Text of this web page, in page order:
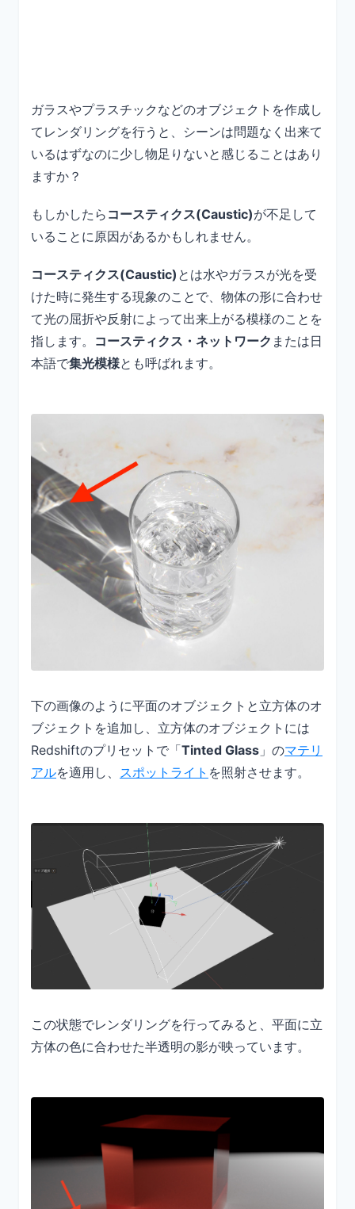
ガラスやプラスチックなどのオブジェクトを作成し
てレンダリングを行うと、シーンは問題なく出来て
いるはずなのに少し物足りないと感じることはあり
ますか？
もしかしたら コースティクス(Caustic)が不足して
いることに原因があるかもしれません。
コースティクス(Caustic) とは水やガラスが光を受
けた時に発生する現象のことで、物体の形に合わせ
て光の屈折や反射によって出来上がる模様のことを
指します。 コースティクス・ネットワーク または日
本語で集光模様とも呼ばれます。
下の画像のように平面のオブジェクトと立方体のオ
ブジェクトを追加し、立方体のオブジェクトには
Redshiftのプリセットで「Tinted Glass 」のマテリ
アルを適用し、 スポットライト を照射させます。
この状態でレンダリングを行ってみると、平面に立
方体の色に合わせた半透明の影が映っています。